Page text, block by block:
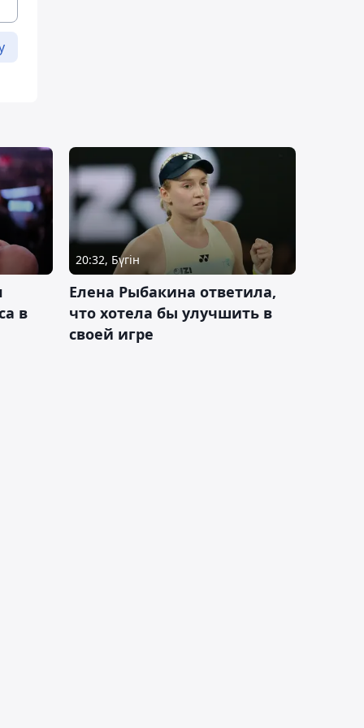
в
20:32, Бүгін
Елена Рыбакина ответила,
что хотела бы улучшить в
своей игре